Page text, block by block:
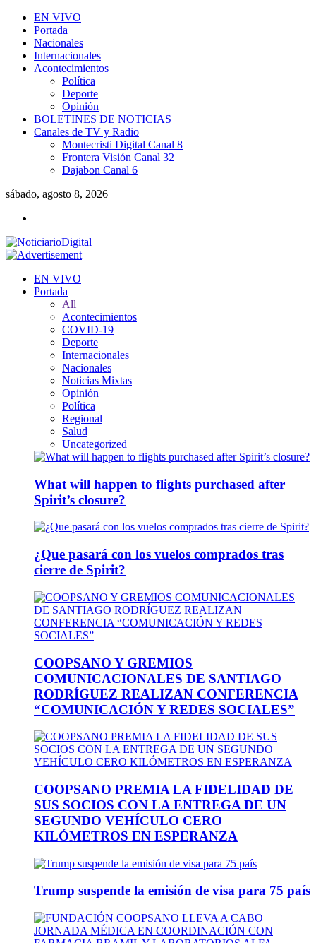
EN VIVO
Portada
Nacionales
Internacionales
Acontecimientos
Política
Deporte
Opinión
BOLETINES DE NOTICIAS
Canales de TV y Radio
Montecristi Digital Canal 8
Frontera Visión Canal 32
Dajabon Canal 6
sábado, agosto 8, 2026
EN VIVO
Portada
All
Acontecimientos
COVID-19
Deporte
Internacionales
Nacionales
Noticias Mixtas
Opinión
Política
Regional
Salud
Uncategorized
What will happen to flights purchased after
Spirit’s closure?
¿Que pasará con los vuelos comprados tras
cierre de Spirit?
COOPSANO Y GREMIOS
COMUNICACIONALES DE SANTIAGO
RODRÍGUEZ REALIZAN CONFERENCIA
“COMUNICACIÓN Y REDES SOCIALES”
COOPSANO PREMIA LA FIDELIDAD DE
SUS SOCIOS CON LA ENTREGA DE UN
SEGUNDO VEHÍCULO CERO
KILÓMETROS EN ESPERANZA
Trump suspende la emisión de visa para 75 país